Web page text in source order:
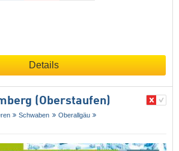
Details
(Oberstaufen)
Schwaben
Oberallgäu